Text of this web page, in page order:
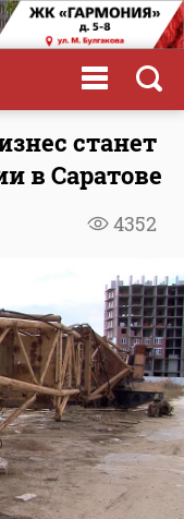
станет
в Саратове
4352